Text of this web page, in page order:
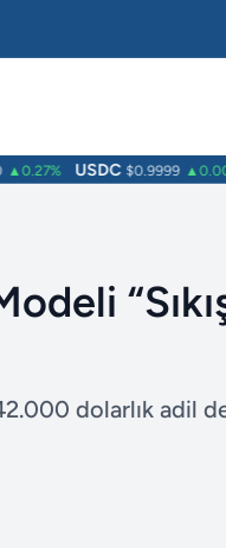
USDC $0.9999 ▲0.00%
dolarlık adil